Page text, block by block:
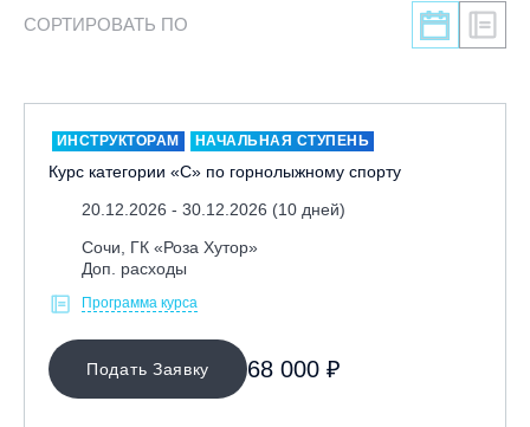
ЛЕКТОР
МЕСТО ПРОВЕДЕНИЯ
Байкальск, ГЛЦ «Гора Соболиная»
СОРТИРОВАТЬ ПО
ИНСТРУКТОРАМ НАЧАЛЬНАЯ СТУПЕНЬ
Курс категории «С» по горнолыжному спорту
20.12.2026 - 30.12.2026 (10 дней)
Сочи, ГК «Роза Хутор»
Доп. расходы
Программа курса
Подать Заявку 68 000 ₽